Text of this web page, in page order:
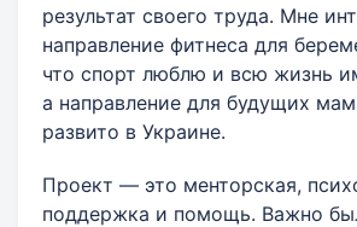
результат своего труда. Мне
направление фитнеса для
что спорт люблю и всю жизнь
а направление для будущих
развито в Украине.
Проект — это менторская,
поддержка и помощь. Важно